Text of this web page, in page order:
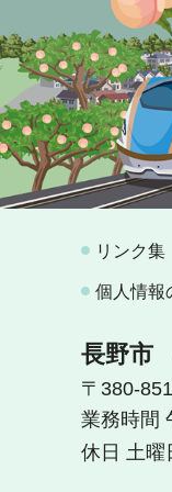
リンク集
個人情報
長野市
〒380-
業務時間
休日 土曜